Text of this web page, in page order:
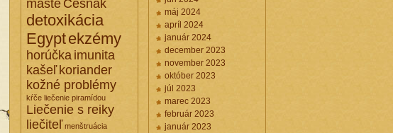
maste Cesnak
detoxikácia
Egyptekzémy
horúčka imunita
kašeľ koriander
kožné problémy
kŕče liečenie piramídou
Liečenie s reiky
liečiteľ menštruácia
máj 2024
apríl 2024
január 2024
december 2023
november 2023
október 2023
júl 2023
marec 2023
február 2023
január 2023